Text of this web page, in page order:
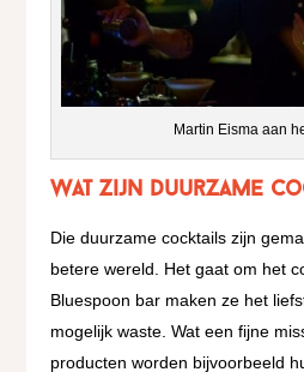
Martin Eisma aan
Wat zijn duurzame
Die duurzame cocktails zijn
betere wereld. Het gaat om het
Bluespoon bar maken ze het
mogelijk waste. Wat een fijne
producten worden bijvoorbeeld